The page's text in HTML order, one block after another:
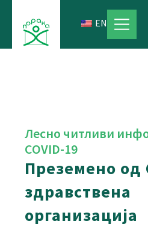
content
EN
Лесно читливи
COVID-19
Преземено од
здравствена
организација